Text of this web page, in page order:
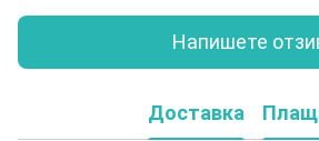
Напишете
Доставка